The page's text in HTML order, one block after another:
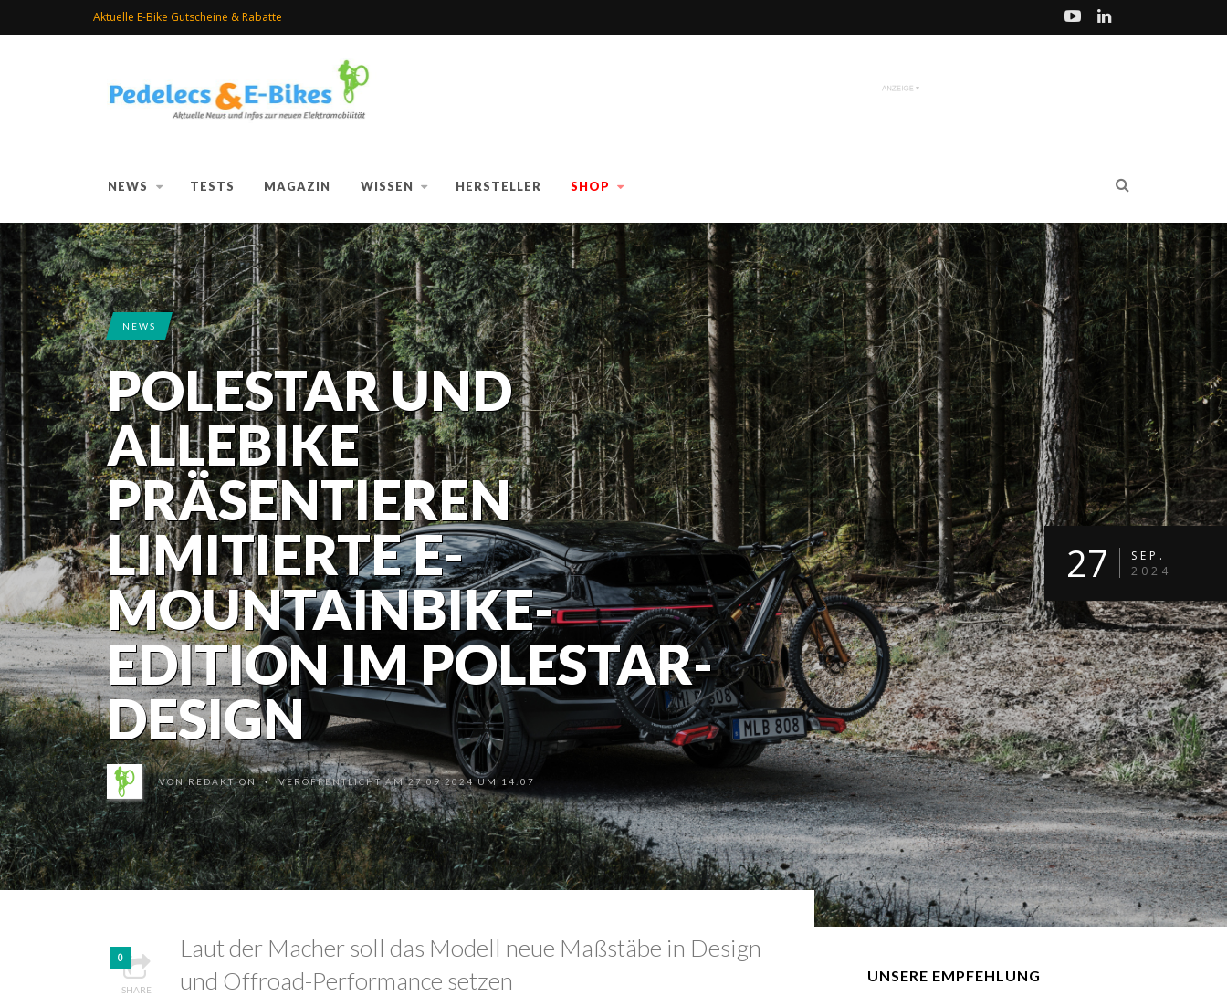
Aktuelle E-Bike Gutscheine & Rabatte
NEWS TESTS MAGAZIN WISSEN HERSTELLER SHOP
NEWS
POLESTAR UND
ALLEBIKE
PRÄSENTIEREN
LIMITIERTE E-
MOUNTAINBIKE-
EDITION IM POLESTAR-
DESIGN
VONREDAKTION •VERÖFFENTLICHT AM 27.09.2024 UM 14:07
27
SEP.
2024
0
SHARE
Laut der Macher soll das Modell neue Maßstäbe in Design
und Offroad-Performance setzen
UNSERE EMPFEHLUNG